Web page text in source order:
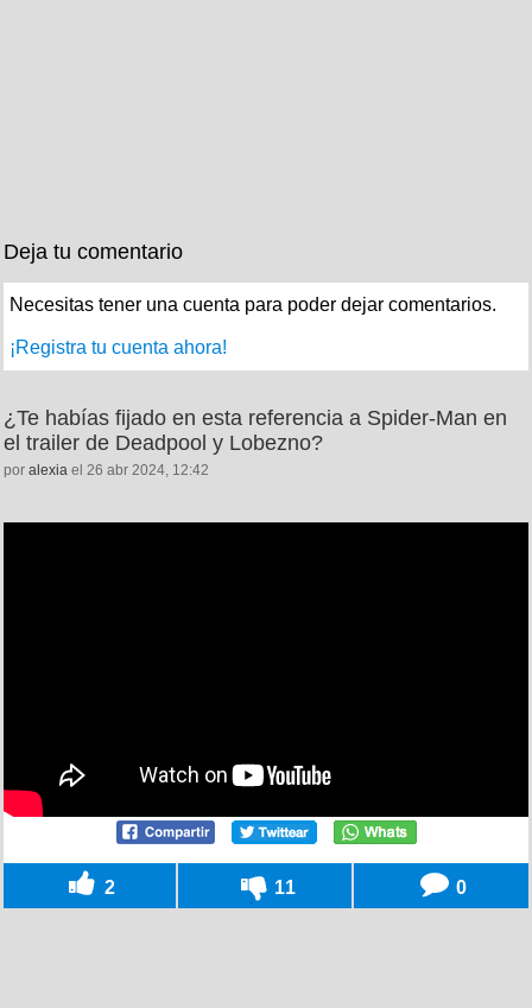
Deja tu comentario
Necesitas tener una cuenta para poder dejar comentarios.
¡Registra tu cuenta ahora!
¿Te habías fijado en esta referencia a Spider-Man en
el trailer de Deadpool y Lobezno?
por alexia el 26 abr 2024, 12:42
2 11 0